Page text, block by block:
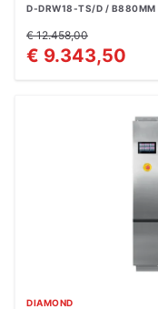
D-DRW18-TS/D /
€ 12.458,00
€ 9.343,50
DIAMOND